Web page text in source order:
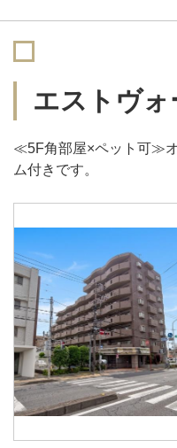
エストヴォ
≪5F角部屋×ペット可≫
ム付きです。